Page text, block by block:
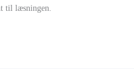
til læsningen.